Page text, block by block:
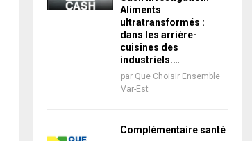
Aliments
ultratransformés :
dans les arrière-
cuisines des
industriels.…
par Que Choisir Ensemble
Var-Est
Complémentaire santé